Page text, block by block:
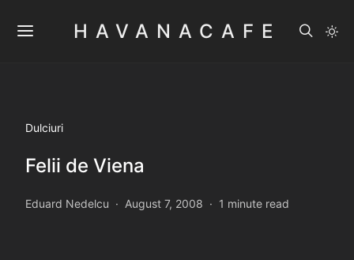
HAVANACAFE
Dulciuri
Felii de Viena
Eduard Nedelcu August 7, 2008 1 minute read